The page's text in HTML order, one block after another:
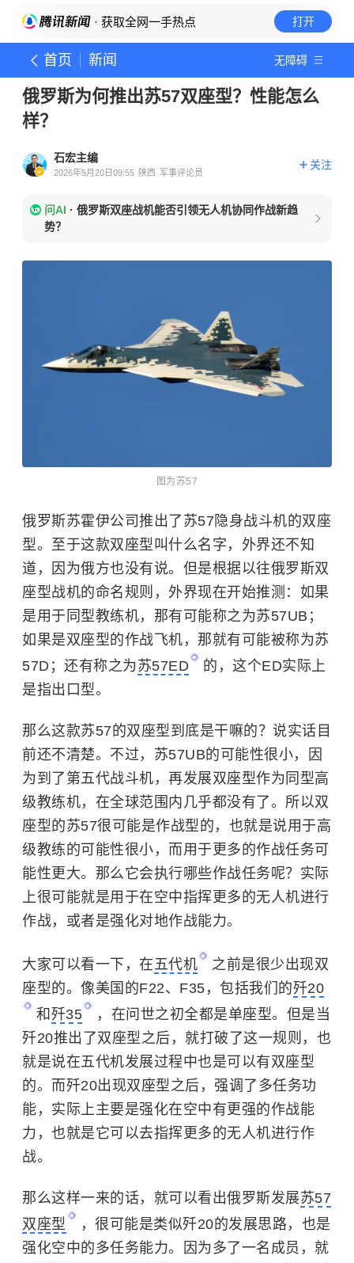
· 获取全网一手热点 打开
首页 新闻 无障碍
俄罗斯为何推出苏57双座型？性能怎么
样？
石宏主编
2026年5月20日09:55 陕西 军事评论员
关注
问AI · 俄罗斯双座战机能否引领无人机协同作战新趋
势？
图为苏57
俄罗斯苏霍伊公司推出了苏57隐身战斗机的双座
型。至于这款双座型叫什么名字，外界还不知
道，因为俄方也没有说。 但是根据以往俄罗斯双
座型战机的命名规则，外界现在开始推测：如果
是用于同型教练机，那有可能称之为苏57UB；
如果是双座型的作战飞机，那就有可能被称为苏
57D；还有称之为苏57ED
的，这个ED实际上
是指出口型。
那么这款苏57的双座型到底是干嘛的？说实话目
前还不清楚。不过，苏57UB的可能性很小，因
为到了第五代战斗机，再发展双座型作为同型高
级教练机，在全球范围内几乎都没有了。 所以双
座型的苏57很可能是作战型的，也就是说用于高
级教练的可能性很小，而用于更多的作战任务可
能性更大。那么它会执行哪些作战任务呢？实际
上很可能就是用于在空中指挥更多的无人机进行
作战，或者是强化对地作战能力。
大家可以看一下，在五代机
之前是很少出现双
座型的。像美国的F22、F35，包括我们的歼20
和 歼35 ，在问世之初全都是单座型。 但是当
歼20推出了双座型之后，就打破了这一规则，也
就是说在五代机发展过程中也是可以有双座型
的。而歼20出现双座型之后，强调了多任务功
能，实际上主要是强化在空中有更强的作战能
力，也就是它可以去指挥更多的无人机进行作
战。
那么这样一来的话，就可以看出俄罗斯发展苏57
双座型
，很可能是类似歼20的发展思路，也是
强化空中的多任务能力。因为多了一名成员，就